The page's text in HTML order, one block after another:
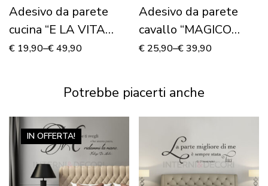
Adesivo da parete
cucina “E LA VITA
COMINCIÒ”
€ 19,90–€49,90
Adesivo da parete
cavallo “MAGICO
UNICORNO”
€ 25,90–€39,90
Potrebbe piacerti anche
IN OFFERTA!